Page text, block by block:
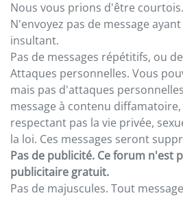
Nous vous prions d'être courtois.
N'envoyez pas de message
insultant.
Pas de messages répétitifs, ou
Attaques personnelles. Vous
mais pas d'attaques
message à contenu
respectant pas la vie privée,
la loi. Ces messages seront
Pas de publicité. Ce forum n'est
publicitaire gratuit.
Pas de majuscules. Tout